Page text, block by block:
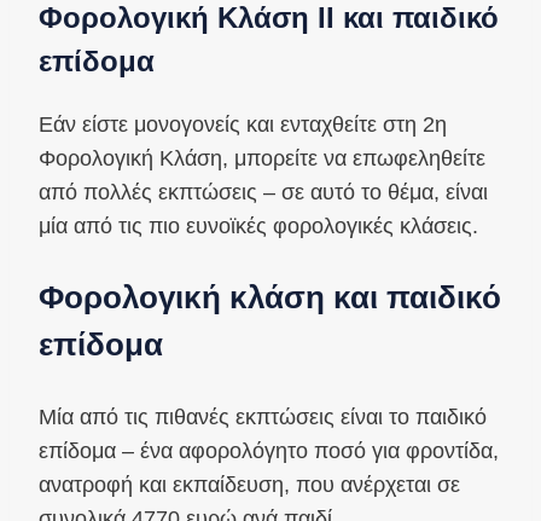
Φορολογική Κλάση II και παιδικό
επίδομα
Εάν είστε μονογονείς και ενταχθείτε στη 2η
Φορολογική Κλάση, μπορείτε να επωφεληθείτε
από πολλές εκπτώσεις – σε αυτό το θέμα, είναι
μία από τις πιο ευνοϊκές φορολογικές κλάσεις.
Φορολογική κλάση και παιδικό
επίδομα
Μία από τις πιθανές εκπτώσεις είναι το παιδικό
επίδομα – ένα αφορολόγητο ποσό για φροντίδα,
ανατροφή και εκπαίδευση, που ανέρχεται σε